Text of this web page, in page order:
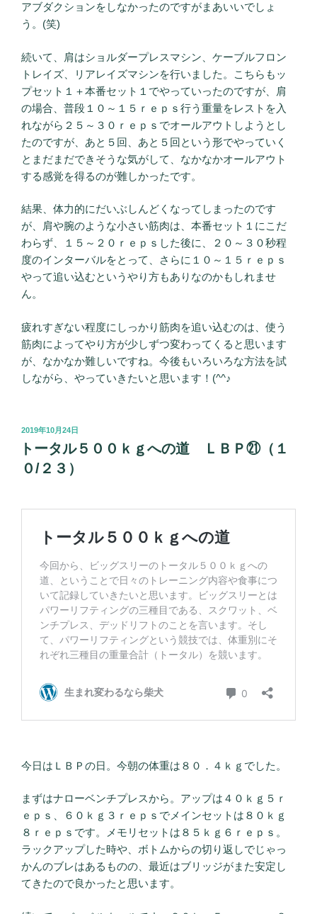
アブダクションをしなかったのですがまあいいでしょ
う。(笑)
続いて、肩はショルダープレスマシン、ケーブルフロン
トレイズ、リアレイズマシンを行いました。こちらもッ
プセット１＋本番セット１でやっていったのですが、肩
の場合、普段１０～１５ｒｅｐｓ行う重量をレストを入
れながら２５～３０ｒｅｐｓでオールアウトしようとし
たのですが、あと５回、あと５回という形でやっていく
とまだまだできそうな気がして、なかなかオールアウト
する感覚を得るのが難しかったです。
結果、体力的にだいぶしんどくなってしまったのです
が、肩や腕のような小さい筋肉は、本番セット１にこだ
わらず、１５～２０ｒｅｐｓした後に、２０～３０秒程
度のインターバルをとって、さらに１０～１５ｒｅｐｓ
やって追い込むというやり方もありなのかもしれませ
ん。
疲れすぎない程度にしっかり筋肉を追い込むのは、使う
筋肉によってやり方が少しずつ変わってくると思います
が、なかなか難しいですね。今後もいろいろな方法を試
しながら、やっていきたいと思います！(^^♪
投
稿
日:
2019年10月24日
トータル５００ｋｇへの道 ＬＢＰ㉑（１
０/２３）
今日はＬＢＰの日。今朝の体重は８０．４ｋｇでした。
まずはナローベンチプレスから。アップは４０ｋｇ５ｒ
ｅｐｓ、６０ｋｇ３ｒｅｐｓでメインセットは８０ｋｇ
８ｒｅｐｓです。メモリセットは８５ｋｇ６ｒｅｐｓ。
ラックアップした時や、ボトムからの切り返しでじゃっ
かんのブレはあるものの、最近はブリッジがまた安定し
てきたので良かったと思います。